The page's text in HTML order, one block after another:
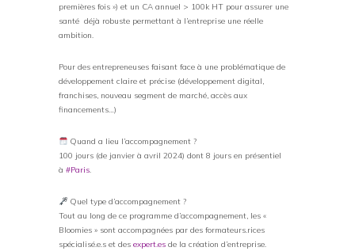
premières fois ») et un CA annuel > 100k HT pour assurer une
santé déjà robuste permettant à l’entreprise une réelle
ambition.
Pour des entrepreneuses faisant face à une problématique de
développement claire et précise (développement digital,
franchises, nouveau segment de marché, accès aux
financements…)
Quand a lieu l’accompagnement ?
100 jours (de janvier à avril 2024) dont 8 jours en présentiel
à #Paris.
Quel type d’accompagnement ?
Tout au long de ce programme d’accompagnement, les «
Bloomies » sont accompagnées par des formateurs.rices
spécialisé.e.s et des expert.es de la création d’entreprise.